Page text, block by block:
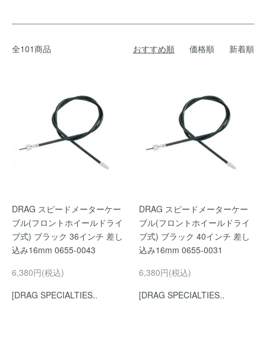
全101商品 おすすめ順 価格順 新着順
DRAG スピードメーターケー
ブル(フロントホイールドライ
ブ式) ブラック 36インチ 差し
込み16mm 0655-0043
6,380円(税込)
[DRAG SPECIALTIES..
DRAG スピードメーターケー
ブル(フロントホイールドライ
ブ式) ブラック 40インチ 差し
込み16mm 0655-0031
6,380円(税込)
[DRAG SPECIALTIES..